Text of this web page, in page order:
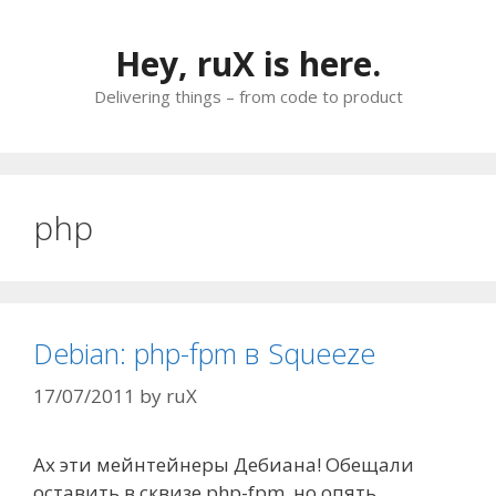
Hey, ruX is here.
Delivering things – from code to product
php
Debian: php-fpm в Squeeze
17/07/2011 by ruX
Ах эти мейнтейнеры Дебиана! Обещали